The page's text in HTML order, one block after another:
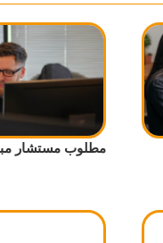
مطلوب مستشار